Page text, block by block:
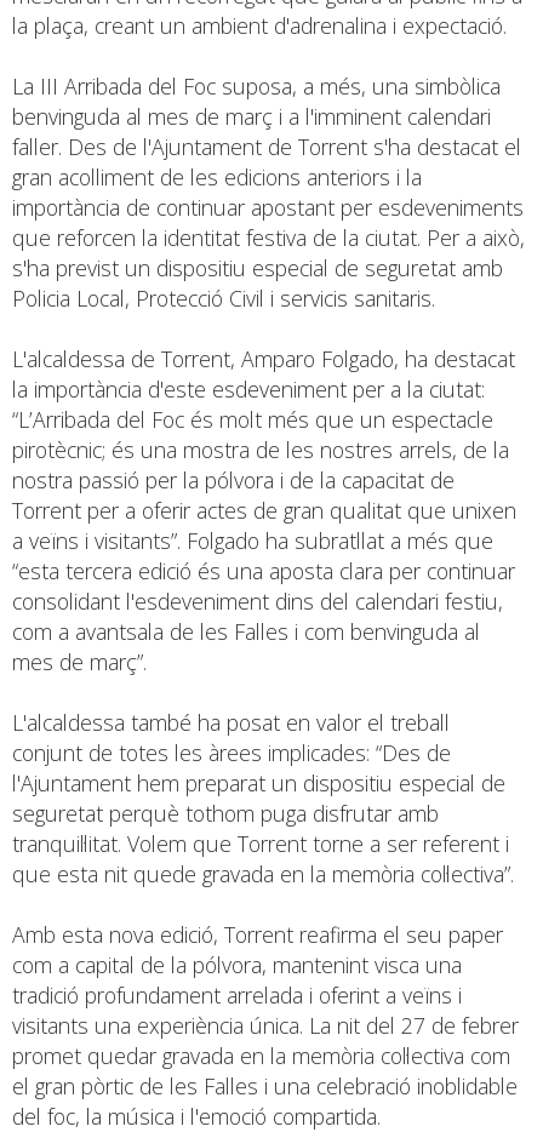
la plaça, creant un ambient d'adrenalina i expectació.
La III Arribada del Foc suposa, a més, una simbòlica
benvinguda al mes de març i a l'imminent calendari
faller. Des de l'Ajuntament de Torrent s'ha destacat el
gran acolliment de les edicions anteriors i la
importància de continuar apostant per esdeveniments
que reforcen la identitat festiva de la ciutat. Per a això,
s'ha previst un dispositiu especial de seguretat amb
Policia Local, Protecció Civil i servicis sanitaris.
L'alcaldessa de Torrent, Amparo Folgado, ha destacat
la importància d'este esdeveniment per a la ciutat:
“L’Arribada del Foc és molt més que un espectacle
pirotècnic; és una mostra de les nostres arrels, de la
nostra passió per la pólvora i de la capacitat de
Torrent per a oferir actes de gran qualitat que unixen
a veïns i visitants”. Folgado ha subratllat a més que
“esta tercera edició és una aposta clara per continuar
consolidant l'esdeveniment dins del calendari festiu,
com a avantsala de les Falles i com benvinguda al
mes de març”.
L'alcaldessa també ha posat en valor el treball
conjunt de totes les àrees implicades: “Des de
l'Ajuntament hem preparat un dispositiu especial de
seguretat perquè tothom puga disfrutar amb
tranquil·litat. Volem que Torrent torne a ser referent i
que esta nit quede gravada en la memòria col·lectiva”.
Amb esta nova edició, Torrent reafirma el seu paper
com a capital de la pólvora, mantenint visca una
tradició profundament arrelada i oferint a veïns i
visitants una experiència única. La nit del 27 de febrer
promet quedar gravada en la memòria col·lectiva com
el gran pòrtic de les Falles i una celebració inoblidable
del foc, la música i l'emoció compartida.